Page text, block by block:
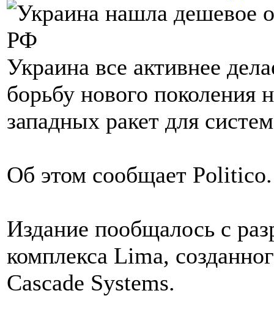
Украина все активнее
борьбу нового поколения
западных ракет для
Об этом сообщает Politico.
Издание пообщалось с
комплекса Lima,
Cascade Systems.